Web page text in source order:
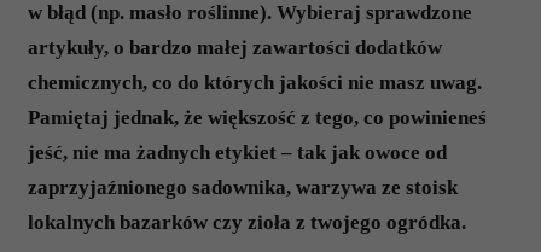
w błąd (np. masło roślinne). Wybieraj sprawdzone
artykuły, o bardzo małej zawartości dodatków
chemicznych, co do których jakości nie masz uwag.
Pamiętaj jednak, że większość z tego, co powinieneś
jeść, nie ma żadnych etykiet – tak jak owoce od
zaprzyjaźnionego sadownika, warzywa ze stoisk
lokalnych bazarków czy zioła z twojego ogródka.